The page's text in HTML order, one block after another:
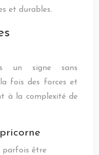
et durables.
un signe sans
fois des forces et
à la complexité de
parfois être